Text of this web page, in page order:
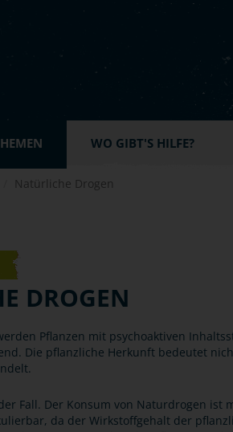
WO GIBT'S HILFE?
Natürliche Drogen
DROGEN
Pflanzen mit psychoaktiven
Die pflanzliche Herkunft bedeutet
Fall. Der Konsum von Naturdrogen ist
da der Wirkstoffgehalt der